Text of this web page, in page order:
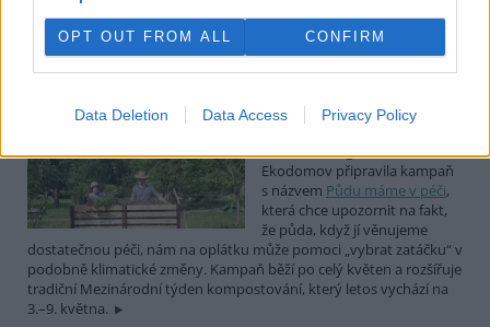
OPT OUT FROM ALL CONFIRM
Data Deletion Data Access Privacy Policy
Věnujme půdě dostatečnou péči, třiďme bioodpad a
4.5.2026 | PRAHA (Ekolist.cz
)
Nezisková organizace
Ekodomov připravila kampaň
s názvem Půdu máme v péči,
která chce upozornit na fakt,
že půda, když jí věnujeme
dostatečnou péči, nám na oplátku může pomoci „vybrat zatáčku“ v
podobně klimatické změny. Kampaň běží po celý květen a rozšířuje
tradiční Mezinárodní týden kompostování, který letos vychází na
3.–9. května.